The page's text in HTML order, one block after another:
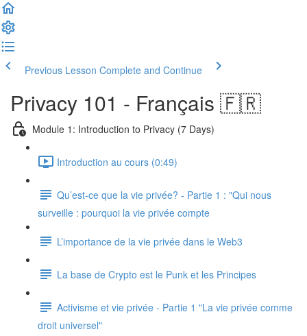
Previous Lesson Complete and Continue
Privacy 101 - Français 🇫🇷
Module 1: Introduction to Privacy (7 Days)
Introduction au cours (0:49)
Qu’est-ce que la vie privée? - Partie 1 : "Qui nous
surveille : pourquoi la vie privée compte
L’importance de la vie privée dans le Web3
La base de Crypto est le Punk et les Principes
Activisme et vie privée - Partie 1 "La vie privée comme
droit universel"